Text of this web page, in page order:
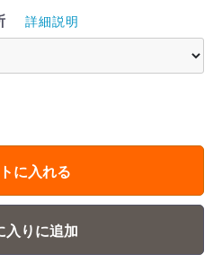
詳細説明
に入れる
入りに追加